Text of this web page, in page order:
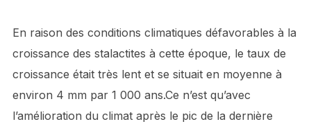
En raison des conditions climatiques défavorables à la
croissance des stalactites à cette époque, le taux de
croissance était très lent et se situait en moyenne à
environ 4 mm par 1 000 ans.Ce n’est qu’avec
l’amélioration du climat après le pic de la dernière